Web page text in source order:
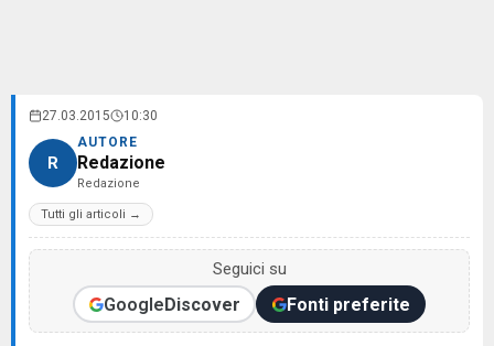
27.03.2015 10:30
R
AUTORE
Redazione
Redazione
Tutti gli articoli →
Seguici su
GoogleDiscover Fonti preferite